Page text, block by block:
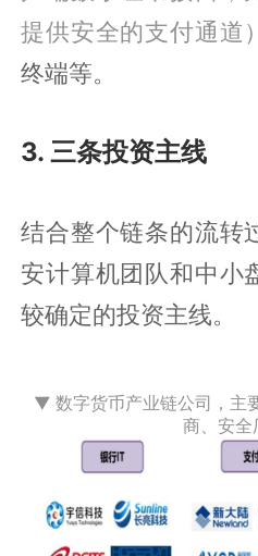
提供安全的支付通道）
终端等。
3. 三条投资主线
结合整个链条的流转
安计算机团队和中小
较确定的投资主线。
▼ 数字货币产业链公司，主
商、安全